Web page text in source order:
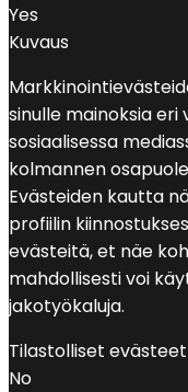
Yes
Kuvaus
sinulle mainoksia
sosiaalisessa
kolmannen
Evästeiden kautta
profiilin
evästeitä, et näe
mahdollisesti voi
jakotyökaluja.
Tilastolliset evästeet
No